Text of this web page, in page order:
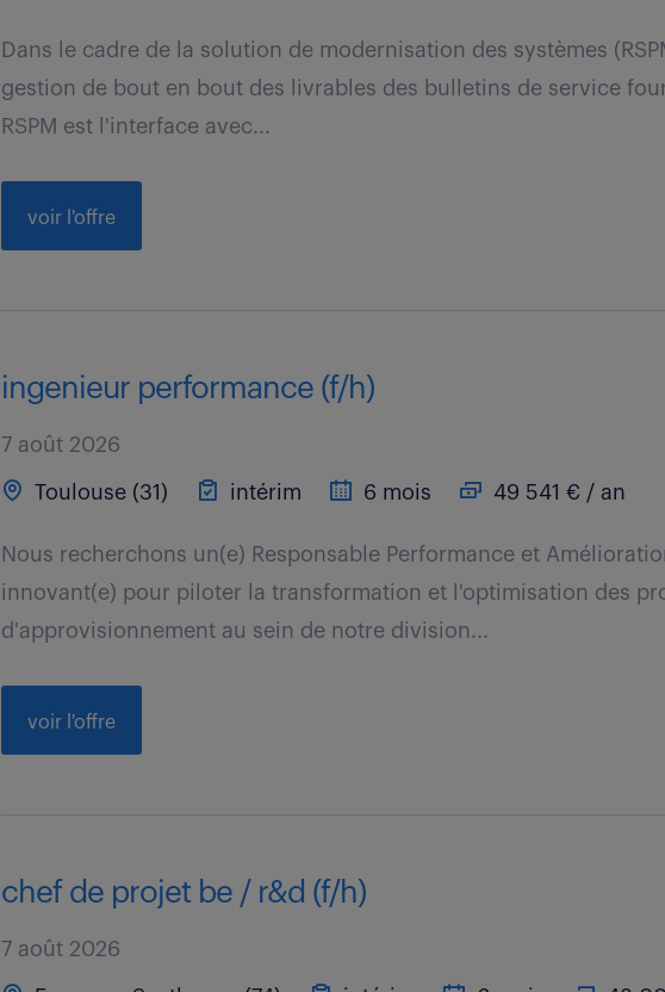
Dans le cadre de la solution de modernisation des systèmes
gestion de bout en bout des livrables des bulletins de service
RSPM est l'interface avec...
voir l'offre
ingenieur performance (f/h)
7 août 2026
Toulouse (31) intérim 6 mois 49 541 € / an
Nous recherchons un(e) Responsable Performance et
innovant(e) pour piloter la transformation et l'optimisation des
d'approvisionnement au sein de notre division...
voir l'offre
chef de projet be / r&d (f/h)
7 août 2026